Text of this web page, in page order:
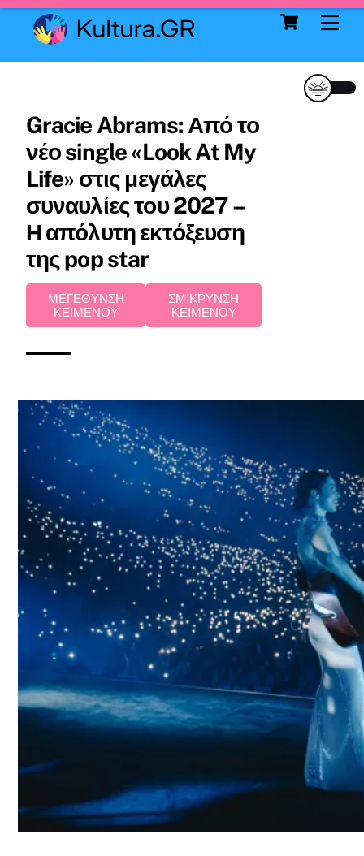
Skip
content
Cart
Gracie Abrams: Από το
νέο single «Look At My
Life» στις μεγάλες
συναυλίες του 2027 –
Η απόλυτη εκτόξευση
της pop star
ΜΕΓΕΘΥΝΣΗ
ΚΕΙΜΕΝΟΥ
ΣΜΙΚΡΥΝΣΗ
ΚΕΙΜΕΝΟΥ